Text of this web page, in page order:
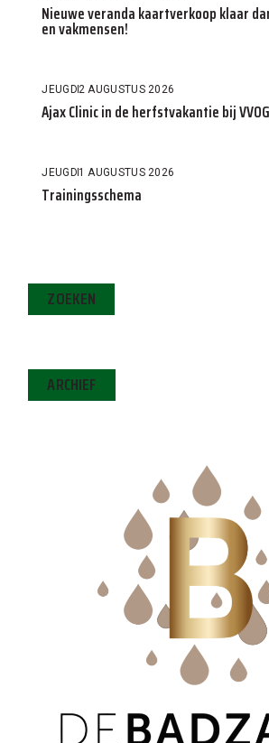
Nieuwe veranda kaartverkoop klaar
en vakmensen!
JEUGD2 AUGUSTUS 2026
Ajax Clinic in de herfstvakantie bij
JEUGD1 AUGUSTUS 2026
Trainingsschema
ZOEKEN
ARCHIEF